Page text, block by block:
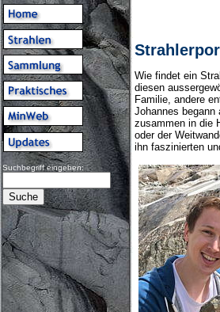
Suchbegriff eingeben:
Wie findet ein
diesen
Familie, andere
Johannes begann
zusammen in die
oder der
ihn faszinierten